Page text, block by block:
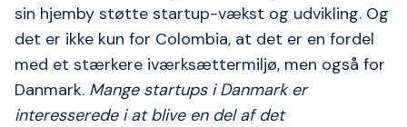
sin hjemby støtte startup-vækst og udvikling. Og
det er ikke kun for Colombia, at det er en fordel
med et stærkere iværksættermiljø, men også for
Danmark. Mange startups i Danmark er
interesserede i at blive en del af det